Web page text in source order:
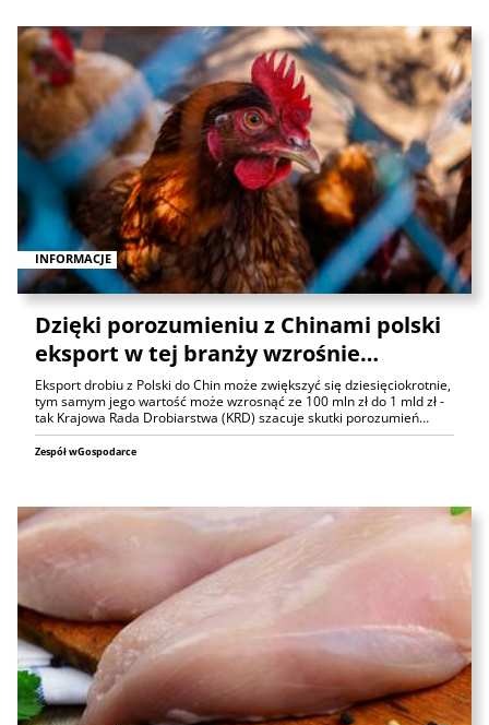
INFORMACJE
Dzięki porozumieniu z Chinami polski
eksport w tej branży wzrośnie…
Eksport drobiu z Polski do Chin może zwiększyć się dziesięciokrotnie,
tym samym jego wartość może wzrosnąć ze 100 mln zł do 1 mld zł -
tak Krajowa Rada Drobiarstwa (KRD) szacuje skutki porozumień…
Zespół wGospodarce